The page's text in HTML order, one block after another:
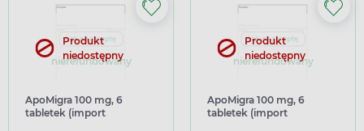
nierefundowany
Produkt
niedostępny
ApoMigra 100 mg, 6
tabletek (import
nierefundowany
Produkt
niedostępny
ApoMigra 100 mg, 6
tabletek (import